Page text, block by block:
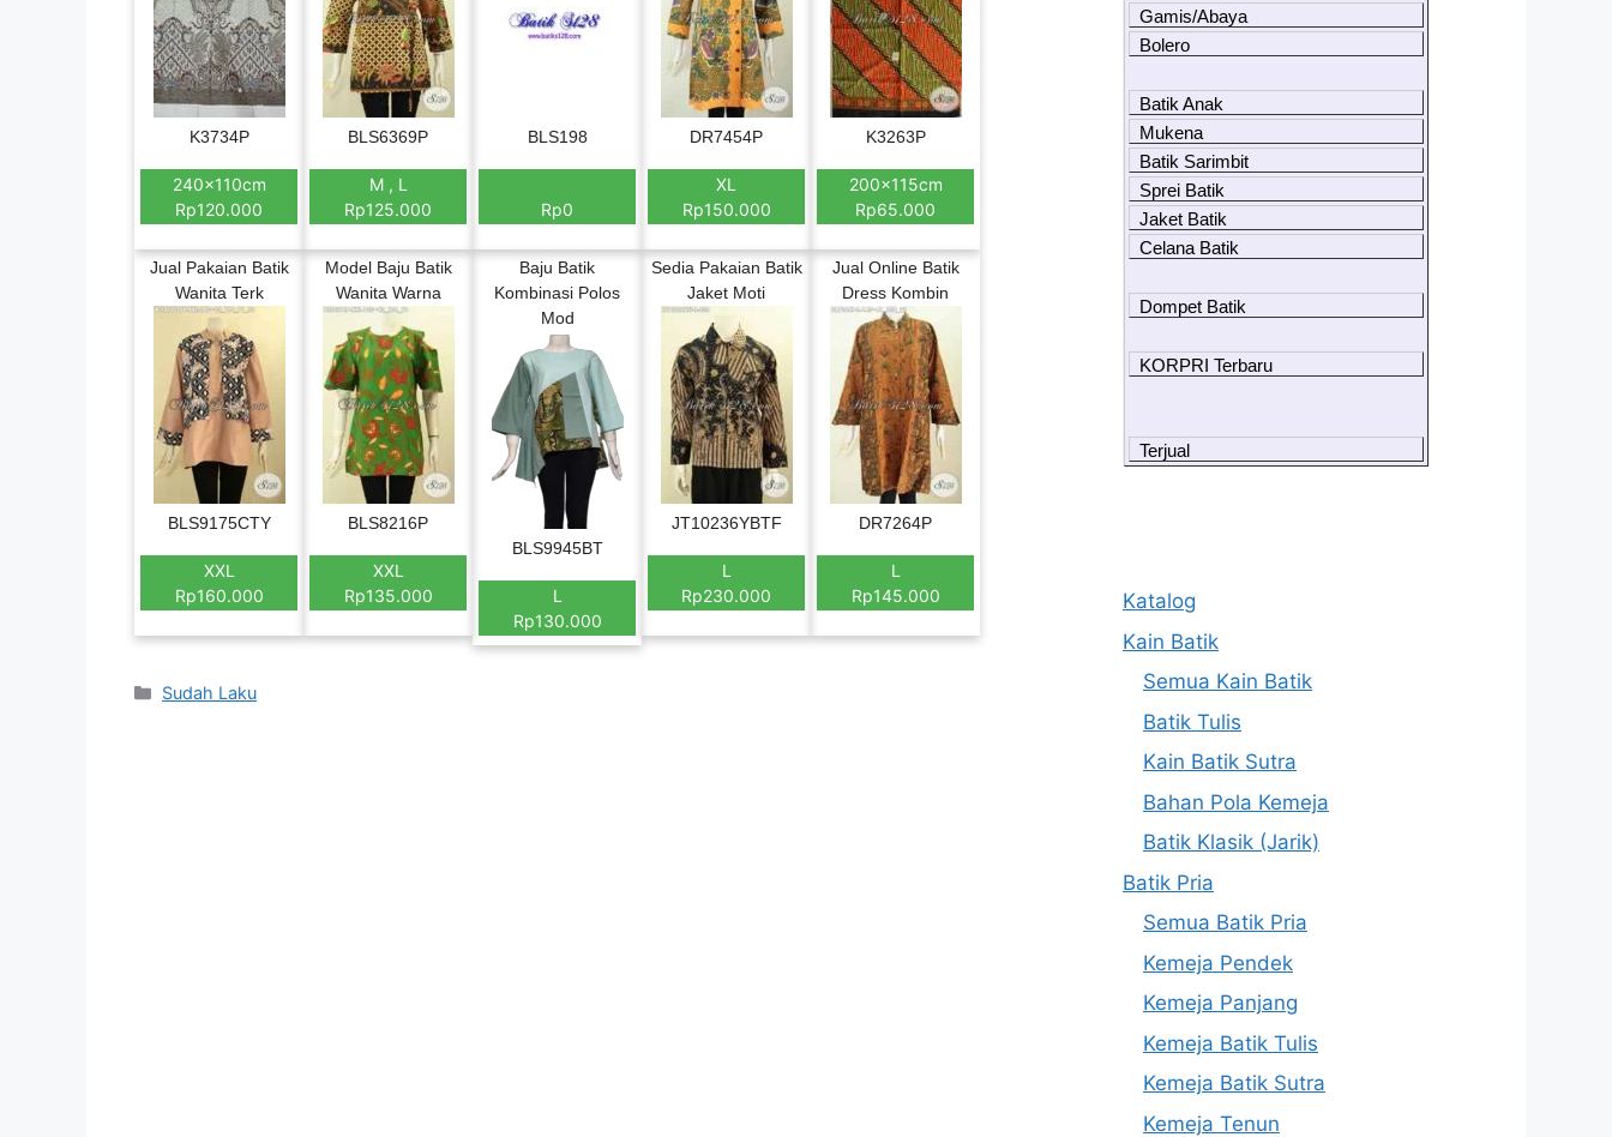
K3734P
240x110cm
Rp120.000
BLS6369P
M , L
Rp125.000
BLS198
Rp0
DR7454P
XL
Rp150.000
K3263P
200x115cm
Rp65.000
Jual Pakaian Batik
Wanita Terk
BLS9175CTY
XXL
Rp160.000
Model Baju Batik
Wanita Warna
BLS8216P
XXL
Rp135.000
Baju Batik
Kombinasi Polos
Mod
BLS9945BT
L
Rp130.000
Sedia Pakaian Batik
Jaket Moti
JT10236YBTF
L
Rp230.000
Jual Online Batik
Dress Kombin
DR7264P
L
Rp145.000
Categories
Sudah Laku
Gamis/Abaya
Bolero
Batik Anak
Mukena
Batik Sarimbit
Sprei Batik
Jaket Batik
Celana Batik
Dompet Batik
KORPRI Terbaru
Terjual
Katalog
Kain Batik
Semua Kain Batik
Batik Tulis
Kain Batik Sutra
Bahan Pola Kemeja
Batik Klasik (Jarik)
Batik Pria
Semua Batik Pria
Kemeja Pendek
Kemeja Panjang
Kemeja Batik Tulis
Kemeja Batik Sutra
Kemeja Tenun